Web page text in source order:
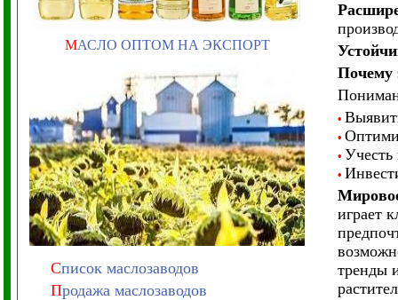
МАСЛО ОПТОМ НА ЭКСПОРТ
Список маслозаводов
Продажа маслозаводов
Почему
•
•
• Учесть
•
играет
тренды